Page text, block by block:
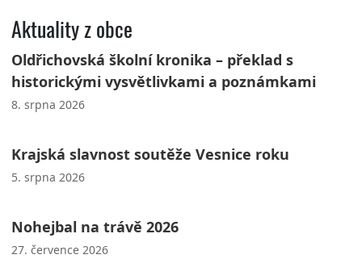
Aktuality z obce
Oldřichovská školní kronika – překlad s
historickými vysvětlivkami a poznámkami
8. srpna 2026
Krajská slavnost soutěže Vesnice roku
5. srpna 2026
Nohejbal na trávě 2026
27. července 2026